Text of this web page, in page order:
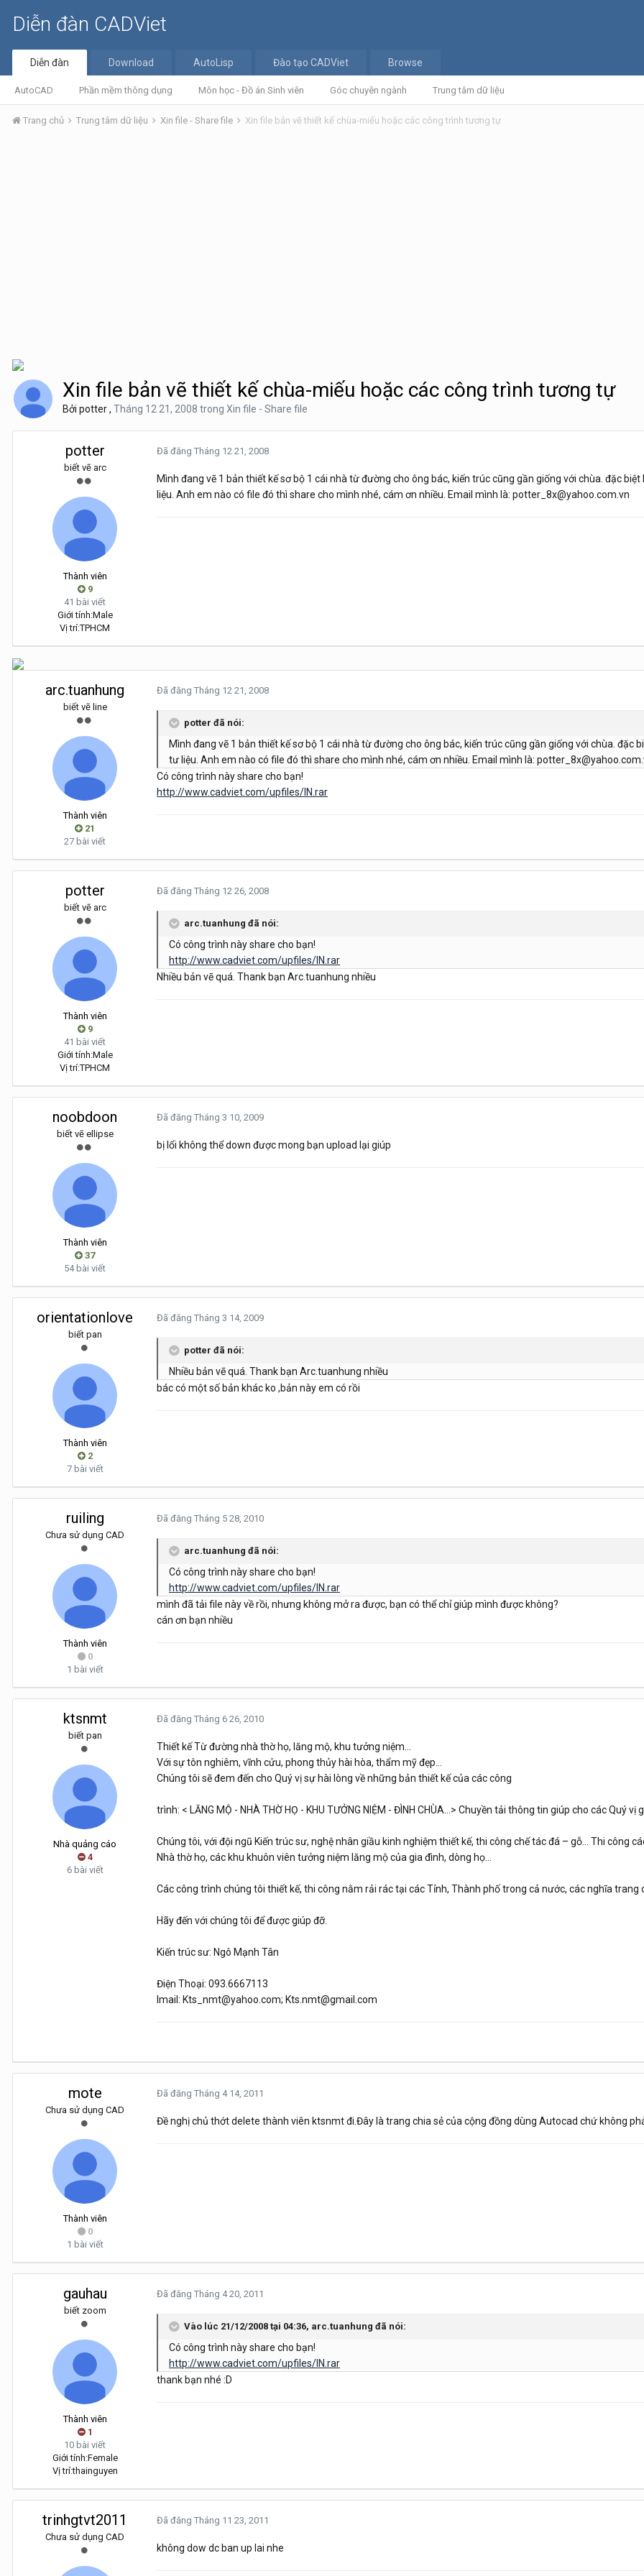
Diễn đàn CADViet
Diễn đàn
AutoCAD Phần mềm thông dụng Môn học - Đồ án Sinh viên Góc chuyên ngành Trung tâm dữ liệu
Download AutoLisp Đào tạo CADViet Browse
Trang chủ Trung tâm dữ liệu Xin file - Share file Xin file bản vẽ thiết kế chùa-miếu hoặc các công trình tương tự
Xin file bản vẽ thiết kế chùa-miếu hoặc các công trình tương tự
Bởi potter, Tháng 12 21, 2008 trong Xin file - Share file
potter
biết vẽ arc
Thành viên
9
41 bài viết
Giới tính:Male
Vị trí:TPHCM
Đã đăng Tháng 12 21, 2008
Mình đang vẽ 1 bản thiết kế sơ bộ 1 cái nhà từ đường cho ông bác, kiến trúc cũng gần giống với chùa. đặc
liệu. Anh em nào có file đó thì share cho mình nhé, cám ơn nhiều. Email mình là: potter_8x@yahoo.com.vn
arc.tuanhung
biết vẽ line
Thành viên
21
27 bài viết
Đã đăng Tháng 12 21, 2008
potter đã nói:
Mình đang vẽ 1 bản thiết kế sơ bộ 1 cái nhà từ đường cho ông bác, kiến trúc cũng gần giống với chùa. đặc
tư liệu. Anh em nào có file đó thì share cho mình nhé, cám ơn nhiều. Email mình là:
Có công trình này share cho bạn!
http://www.cadviet.com/upfiles/IN.rar
potter
biết vẽ arc
Thành viên
9
41 bài viết
Giới tính:Male
Vị trí:TPHCM
Đã đăng Tháng 12 26, 2008
arc.tuanhung đã nói:
Có công trình này share cho bạn!
http://www.cadviet.com/upfiles/IN.rar
Nhiều bản vẽ quá. Thank bạn Arc.tuanhung nhiều
noobdoon
biết vẽ ellipse
Thành viên
37
54 bài viết
Đã đăng Tháng 3 10, 2009
bị lổi không thể down được mong bạn upload lại giúp
orientationlove
biết pan
Thành viên
2
7 bài viết
Đã đăng Tháng 3 14, 2009
potter đã nói:
Nhiều bản vẽ quá. Thank bạn Arc.tuanhung nhiều
bác có một số bản khác ko ,bản này em có rồi
ruiling
Chưa sử dụng CAD
Thành viên
0
1 bài viết
Đã đăng Tháng 5 28, 2010
arc.tuanhung đã nói:
Có công trình này share cho bạn!
http://www.cadviet.com/upfiles/IN.rar
mình đã tải file này về rồi, nhưng không mở ra được, bạn có thể chỉ giúp mình được không?
cán ơn bạn nhiều
ktsnmt
biết pan
Nhà quảng cáo
4
6 bài viết
Đã đăng Tháng 6 26, 2010
Thiết kế Từ đường nhà thờ họ, lăng mộ, khu tưởng niệm...
Với sự tôn nghiêm, vĩnh cửu, phong thủy hài hòa, thẩm mỹ đẹp...
Chúng tôi sẽ đem đến cho Quý vị sự hài lòng về những bản thiết kế của các công
trình: < LĂNG MỘ - NHÀ THỜ HỌ - KHU TƯỞNG NIỆM - ĐÌNH CHÙA...> Chuyền tải thông tin giúp cho các Quý
Chúng tôi, với đội ngũ Kiến trúc sư, nghệ nhân giầu kinh nghiệm thiết kế, thi công chế tác đá – gỗ… Thi công
Nhà thờ họ, các khu khuôn viên tưởng niệm lăng mộ của gia đình, dòng họ...
Các công trình chúng tôi thiết kế, thi công nằm rải rác tại các Tỉnh, Thành phố trong cả nước, các nghĩa trang
Hãy đến với chúng tôi để được giúp đỡ.
Kiến trúc sư: Ngô Mạnh Tân
Điện Thoại: 093.6667113
Imail: Kts_nmt@yahoo.com; Kts.nmt@gmail.com
mote
Chưa sử dụng CAD
Thành viên
0
1 bài viết
Đã đăng Tháng 4 14, 2011
Đề nghị chủ thớt delete thành viên ktsnmt đi.Đây là trang chia sẻ của cộng đồng dùng Autocad chứ không
gauhau
biết zoom
Thành viên
1
10 bài viết
Giới tính:Female
Vị trí:thainguyen
Đã đăng Tháng 4 20, 2011
Vào lúc 21/12/2008 tại 04:36, arc.tuanhung đã nói:
Có công trình này share cho bạn!
http://www.cadviet.com/upfiles/IN.rar
thank bạn nhé :D
trinhgtvt2011
Chưa sử dụng CAD
Đã đăng Tháng 11 23, 2011
không dow dc ban up lai nhe